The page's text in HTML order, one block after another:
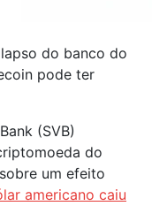
do banco do
pode ter
(SVB)
do
um efeito
americano caiu